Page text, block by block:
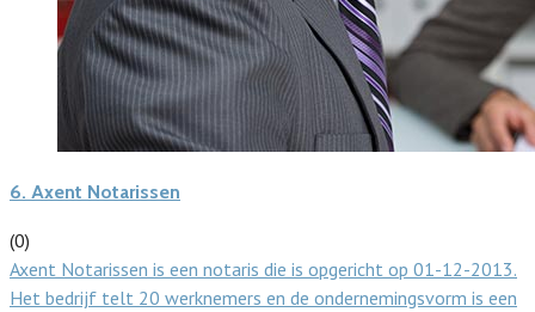
6. Axent Notarissen
(0)
Axent Notarissen is een notaris die is opgericht op 01-12-2013.
Het bedrijf telt 20 werknemers en de ondernemingsvorm is een